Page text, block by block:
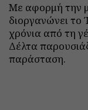
Με αφορμή την
διοργανώνει
χρόνια από τη
Δέλτα
παράσταση.